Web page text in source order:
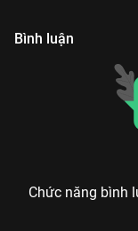
Bình luận
Chức năng bình